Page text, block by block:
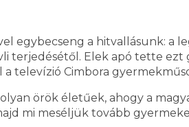
egybecseng a hitvallásunk: a
terjedésétől. Elek apó tette
televízió Cimbora
örök életűek, ahogy a
mi meséljük tovább